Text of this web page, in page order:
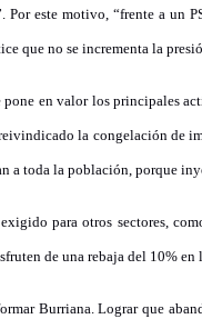
este motivo, “frente a un
que no se incrementa la
en valor los principales
la congelación de
a toda la población, porque
para otros sectores,
de una rebaja del 10%
Burriana. Lograr que